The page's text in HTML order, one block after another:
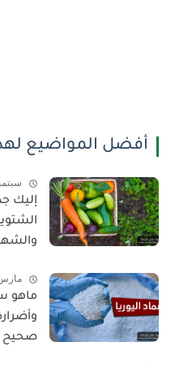
أفضل المواضيع لهذا
سبتمبر 6, 2024
إليك
والشهر
مارس 31, 2023
ماهو
وأضراره
صحيح